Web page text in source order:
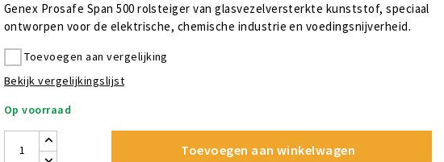
Genex Prosafe Span 500 rolsteiger van glasvezelversterkte kunststof, speciaal
ontworpen voor de elektrische, chemische industrie en voedingsnijverheid.
Toevoegen aan vergelijking
Bekijk vergelijkingslijst
Op voorraad
Toevoegen aan winkelwagen